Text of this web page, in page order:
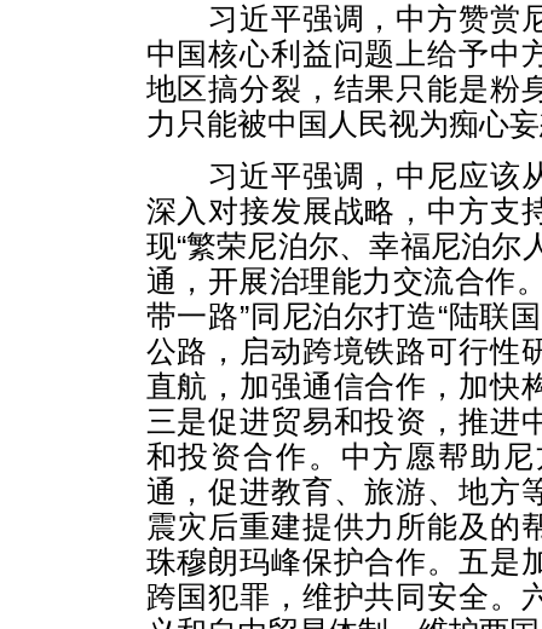
习近平强调，中方赞赏尼
中国核心利益问题上给予中
地区搞分裂，结果只能是粉
力只能被中国人民视为痴心
习近平强调，中尼应该从
深入对接发展战略，中方支
现“繁荣尼泊尔、幸福尼泊尔
通，开展治理能力交流合作
带一路”同尼泊尔打造“陆联
公路，启动跨境铁路可行性
直航，加强通信合作，加快
三是促进贸易和投资，推进
和投资合作。中方愿帮助
通，促进教育、旅游、地方
震灾后重建提供力所能及的
珠穆朗玛峰保护合作。五是
跨国犯罪，维护共同安全。